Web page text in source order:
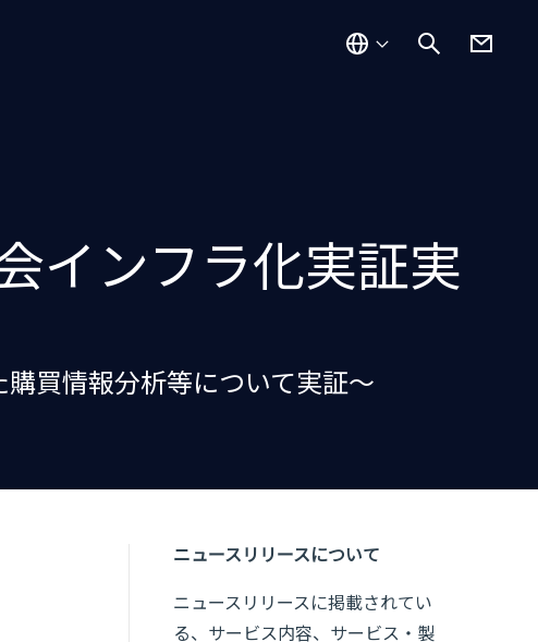
インフラ化実証実
買情報分析等について実証～
ニュースリリースについて
ニュースリリースに掲載されてい
る、サービス内容、サービス・製